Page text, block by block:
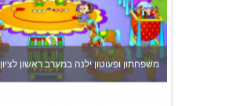
משפחתון ופעוטון ילנה במערב ראשון לציון